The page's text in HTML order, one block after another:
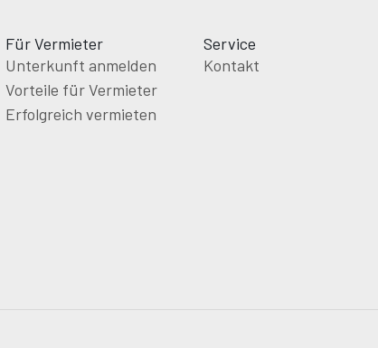
Für Vermieter
Unterkunft anmelden
Vorteile für Vermieter
Erfolgreich vermieten
Service
Kontakt